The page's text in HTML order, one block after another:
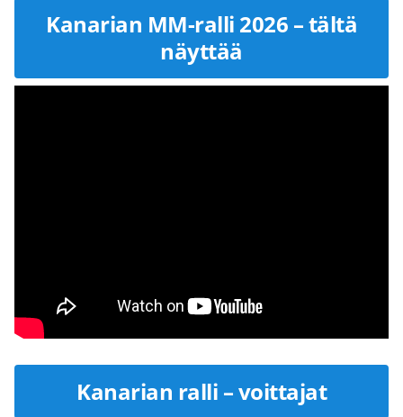
Kanarian MM-ralli 2026 – tältä
näyttää
Kanarian ralli – voittajat